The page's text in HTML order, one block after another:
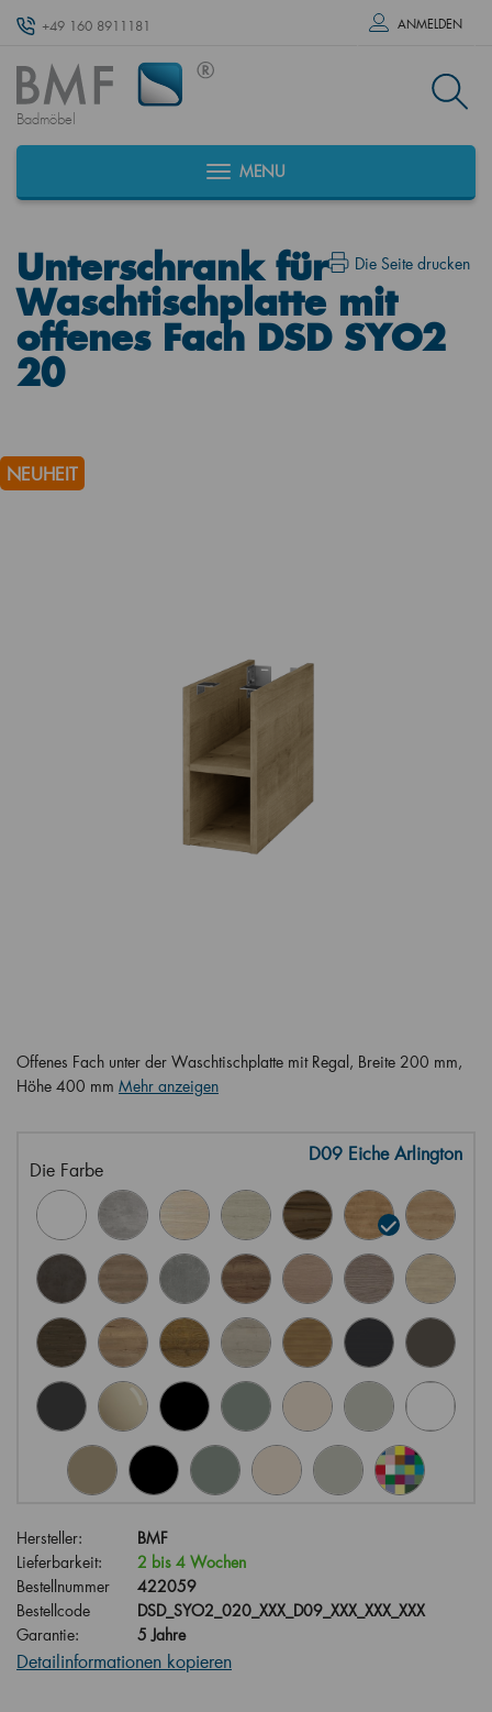
+49 160 8911181 ANMELDEN
Badmöbel
MENU
Die Seite drucken
Unterschrank für
Waschtischplatte mit
offenes Fach DSD SYO2
20
NEUHEIT
Offenes Fach unter der Waschtischplatte mit Regal, Breite 200 mm,
Höhe 400 mm Mehr anzeigen
Die Farbe
D09 Eiche Arlington
Hersteller:
BMF
Lieferbarkeit:
2 bis 4 Wochen
Bestellnummer
422059
Bestellcode
DSD_SYO2_020_XXX_D09_XXX_XXX_XXX
Garantie:
5 Jahre
Detailinformationen kopieren